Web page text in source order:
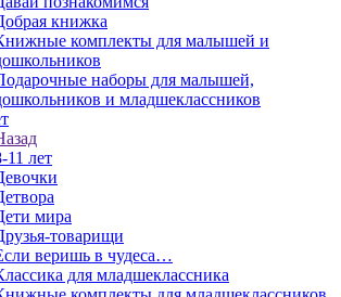
книжка
комплекты для малышей и
наборы для малышей,
и младшеклассников
11 лет
мира
товарищи
веришь в чудеса…
для младшеклассника